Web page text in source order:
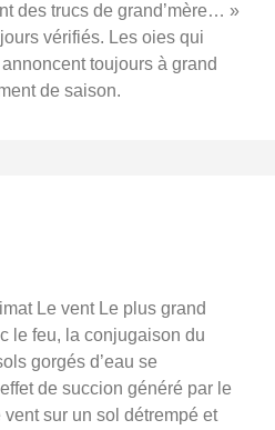
des trucs de grand’mère… »
vérifiés. Les oies qui
toujours à grand
de saison.
Le vent Le plus grand
le feu, la conjugaison du
gorgés d’eau se
de succion généré par le
sur un sol détrempé et